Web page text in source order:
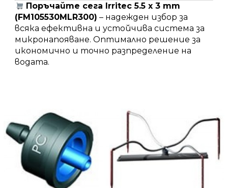
Поръчайте сега Irritec 5.5 x 3 mm
(FM105530MLR300) – надежден избор за
всяка ефективна и устойчива система за
микронапояване. Оптимално решение за
икономично и точно разпределение на
водата.